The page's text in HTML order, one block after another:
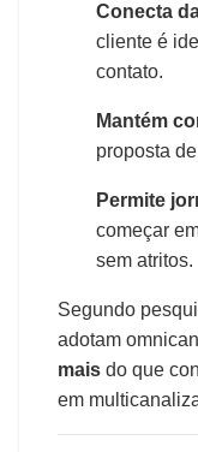
Conecta
cliente é
contato.
Mantém
proposta
Permite
começar
sem atritos.
Segundo
adotam
mais do que
em